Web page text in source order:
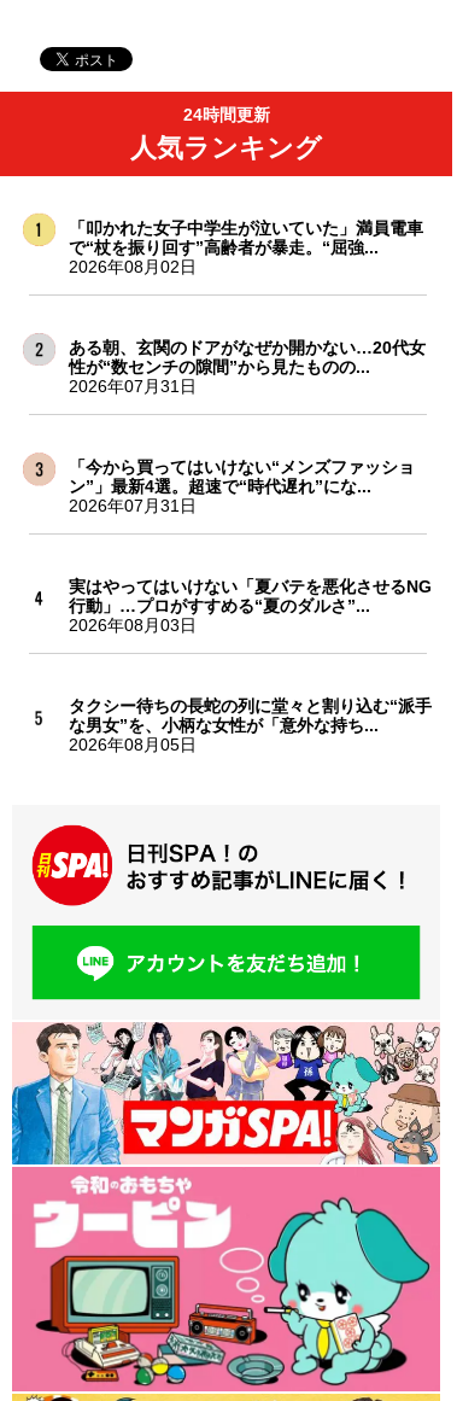
24時間更新
人気ランキング
「叩かれた女子中学生が泣いていた」満員電車
で“杖を振り回す”高齢者が暴走。“屈強...
2026年08月02日
ある朝、玄関のドアがなぜか開かない…20代女
性が“数センチの隙間”から見たものの...
2026年07月31日
「今から買ってはいけない“メンズファッショ
ン”」最新4選。超速で“時代遅れ”にな...
2026年07月31日
実はやってはいけない「夏バテを悪化させるNG
行動」…プロがすすめる“夏のダルさ”...
2026年08月03日
タクシー待ちの長蛇の列に堂々と割り込む“派手
な男女”を、小柄な女性が「意外な持ち...
2026年08月05日